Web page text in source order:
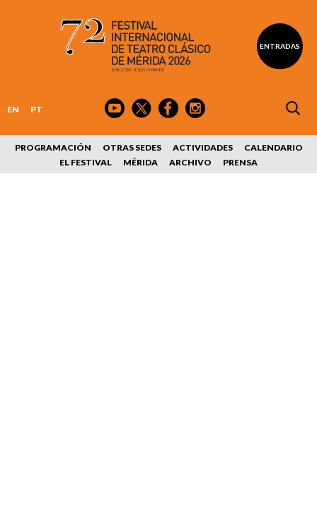
ENTRADAS
EN PT
PROGRAMACIÓN OTRAS SEDES ACTIVIDADES
CALENDARIO
EL FESTIVAL
MÉRIDA ARCHIVO PRENSA